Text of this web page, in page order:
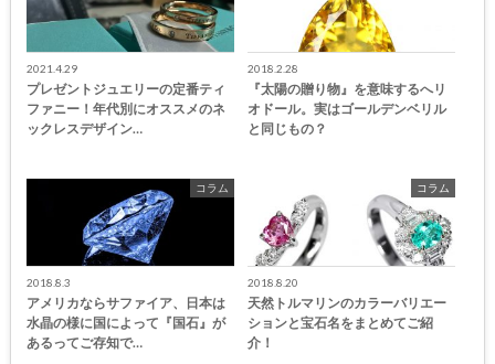
2021.4.29
プレゼントジュエリーの定番ティ
ファニー！年代別にオススメのネ
ックレスデザイン…
2018.2.28
『太陽の贈り物』を意味するへリ
オドール。実はゴールデンベリル
と同じもの？
コラム
2018.8.3
アメリカならサファイア、日本は
水晶の様に国によって『国石』が
あるってご存知で…
コラム
2018.8.20
天然トルマリンのカラーバリエー
ションと宝石名をまとめてご紹
介！